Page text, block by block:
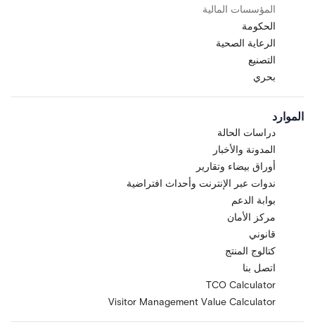
المؤسسات المالية
الحكومة
الرعاية الصحية
التصنيع
بحري
الموارد
دراسات الحالة
المدونة والأخبار
أوراق بيضاء وتقارير
ندوات عبر الإنترنت وأحداث افتراضية
بوابة الدعم
مركز الأمان
قانوني
كتالوج المنتج
اتصل بنا
TCO Calculator
Visitor Management Value Calculator